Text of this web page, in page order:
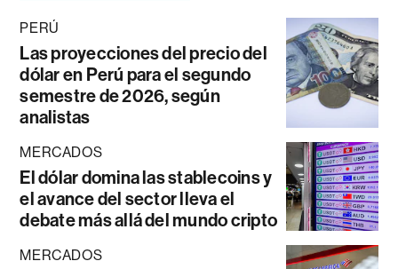
PERÚ
Las proyecciones del precio del
dólar en Perú para el segundo
semestre de 2026, según
analistas
MERCADOS
El dólar domina las stablecoins y
el avance del sector lleva el
debate más allá del mundo cripto
MERCADOS